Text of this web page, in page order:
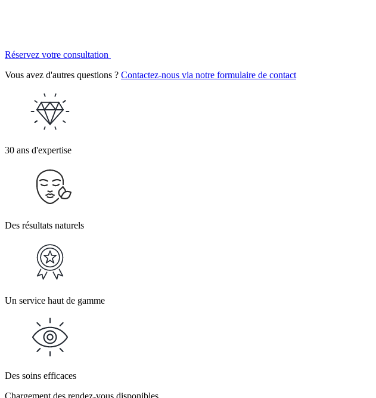
Réservez votre consultation
Vous avez d'autres questions ? Contactez-nous via notre formulaire de contact
30 ans d'expertise
Des résultats naturels
Un service haut de gamme
Des soins efficaces
Chargement des rendez-vous disponibles...